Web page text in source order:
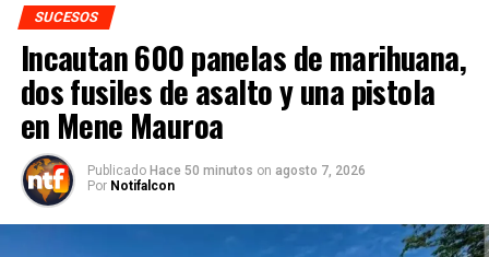
SUCESOS
Incautan 600 panelas de marihuana,
dos fusiles de asalto y una pistola
en Mene Mauroa
Publicado Hace 50 minutos on agosto 7, 2026
Por Notifalcon